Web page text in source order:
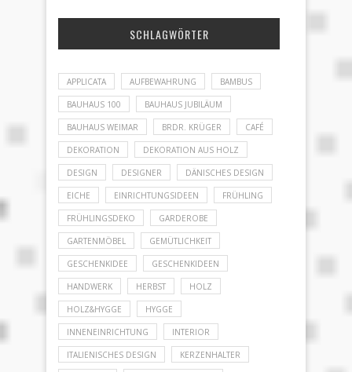
SCHLAGWÖRTER
APPLICATA AUFBEWAHRUNG BAMBUS
BAUHAUS 100 BAUHAUS JUBILÄUM
BAUHAUS WEIMAR BRDR. KRÜGER CAFÉ
DEKORATION DEKORATION AUS HOLZ
DESIGN DESIGNER DÄNISCHES DESIGN
EICHE EINRICHTUNGSIDEEN FRÜHLING
FRÜHLINGSDEKO GARDEROBE
GARTENMÖBEL GEMÜTLICHKEIT
GESCHENKIDEE GESCHENKIDEEN
HANDWERK HERBST HOLZ
HOLZ&HYGGE HYGGE
INNENEINRICHTUNG INTERIOR
ITALIENISCHES DESIGN KERZENHALTER